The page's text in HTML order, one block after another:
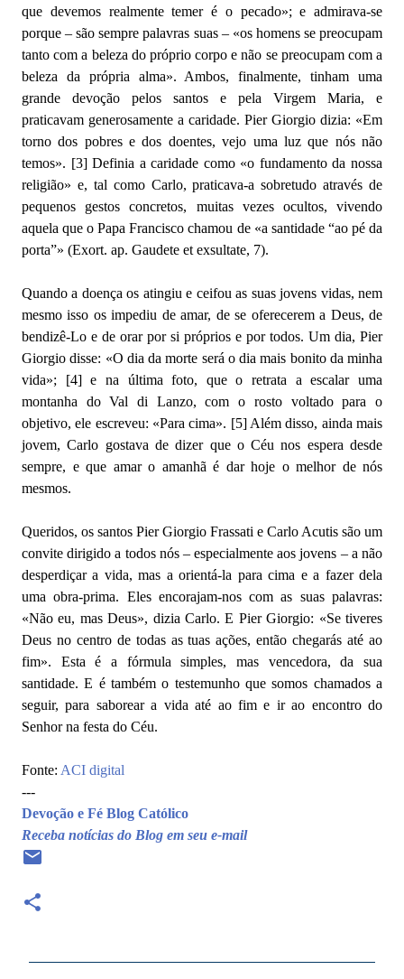
que devemos realmente temer é o pecado»; e admirava-se
porque – são sempre palavras suas – «os homens se preocupam
tanto com a beleza do próprio corpo e não se preocupam com a
beleza da própria alma». Ambos, finalmente, tinham uma
grande devoção pelos santos e pela Virgem Maria, e
praticavam generosamente a caridade. Pier Giorgio dizia: «Em
torno dos pobres e dos doentes, vejo uma luz que nós não
temos». [3] Definia a caridade como «o fundamento da nossa
religião» e, tal como Carlo, praticava-a sobretudo através de
pequenos gestos concretos, muitas vezes ocultos, vivendo
aquela que o Papa Francisco chamou de «a santidade “ao pé da
porta”» (Exort. ap. Gaudete et exsultate, 7).
Quando a doença os atingiu e ceifou as suas jovens vidas, nem
mesmo isso os impediu de amar, de se oferecerem a Deus, de
bendizê-Lo e de orar por si próprios e por todos. Um dia, Pier
Giorgio disse: «O dia da morte será o dia mais bonito da minha
vida»; [4] e na última foto, que o retrata a escalar uma
montanha do Val di Lanzo, com o rosto voltado para o
objetivo, ele escreveu: «Para cima». [5] Além disso, ainda mais
jovem, Carlo gostava de dizer que o Céu nos espera desde
sempre, e que amar o amanhã é dar hoje o melhor de nós
mesmos.
Queridos, os santos Pier Giorgio Frassati e Carlo Acutis são um
convite dirigido a todos nós – especialmente aos jovens – a não
desperdiçar a vida, mas a orientá-la para cima e a fazer dela
uma obra-prima. Eles encorajam-nos com as suas palavras:
«Não eu, mas Deus», dizia Carlo. E Pier Giorgio: «Se tiveres
Deus no centro de todas as tuas ações, então chegarás até ao
fim». Esta é a fórmula simples, mas vencedora, da sua
santidade. E é também o testemunho que somos chamados a
seguir, para saborear a vida até ao fim e ir ao encontro do
Senhor na festa do Céu.
Fonte: ACI digital
---
Devoção e Fé Blog Católico
Receba notícias do Blog em seu e-mail